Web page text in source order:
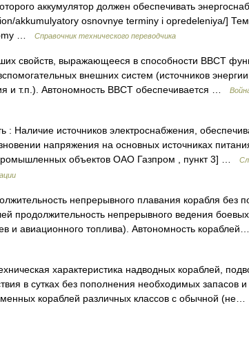
аккумулятор должен обеспечивать
akkumulyatory osnovnye terminy i opredeleniya/]
…
Справочник технического переводчика
свойств, выражающееся в способности ВВСТ
внешних систем (источников
и т.п.). Автономность ВВСТ обеспечивается …
: Наличие источников электроснабжения,
напряжения на основных источниках
объектов ОАО Газпром , пункт 3] …
непрерывного плавания корабля без
продолжительность непрерывного ведения
и авиационного топлива). Автономность
характеристика надводных кораблей,
в сутках без пополнения необходимых запасов
кораблей различных классов с обычной